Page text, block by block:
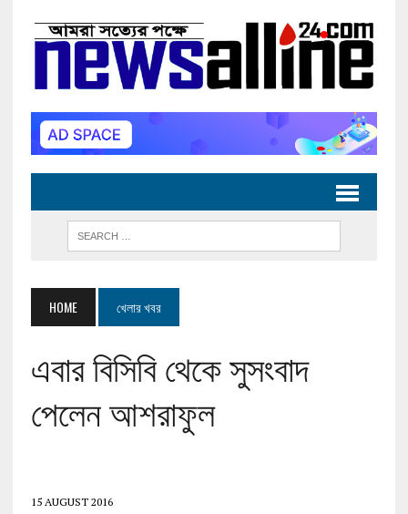
HOME খেলার খবর
এবার বিসিবি থেকে সুসংবাদ
পেলেন আশরাফুল
15 AUGUST 2016